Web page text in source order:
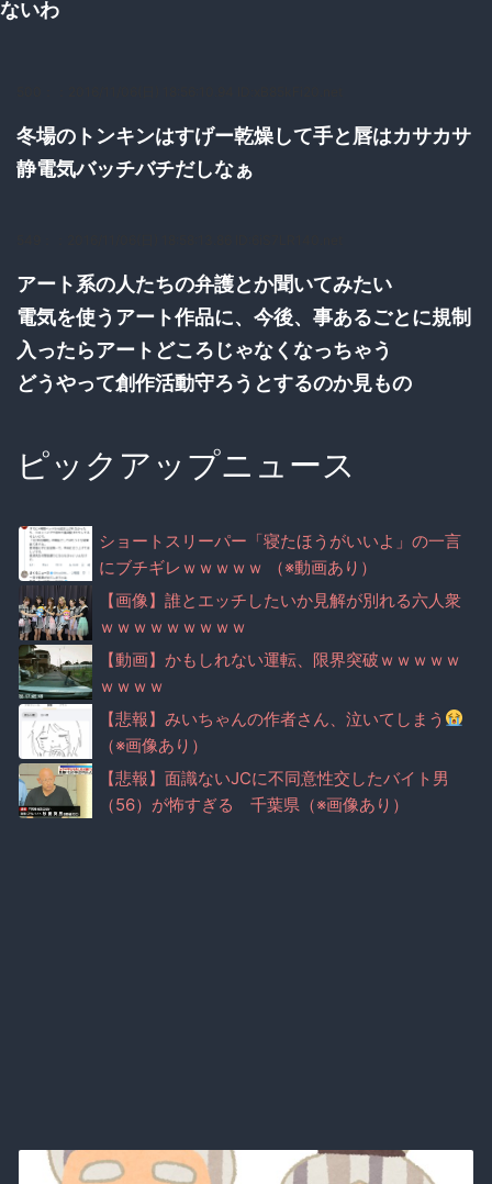
ないわ
冬場のトンキンはすげー乾燥して手と唇はカサカサ
静電気バッチバチだしなぁ
アート系の人たちの弁護とか聞いてみたい
電気を使うアート作品に、今後、事あるごとに規制
入ったらアートどころじゃなくなっちゃう
どうやって創作活動守ろうとするのか見もの
ピックアップニュース
ショートスリーパー「寝たほうがいいよ」の一言
にブチギレｗｗｗｗｗ （※動画あり）
【画像】誰とエッチしたいか見解が別れる六人衆
ｗｗｗｗｗｗｗｗｗ
【動画】かもしれない運転、限界突破ｗｗｗｗｗ
ｗｗｗｗ
【悲報】みいちゃんの作者さん、泣いてしまう
（※画像あり）
【悲報】面識ないJCに不同意性交したバイト男
（56）が怖すぎる 千葉県（※画像あり）